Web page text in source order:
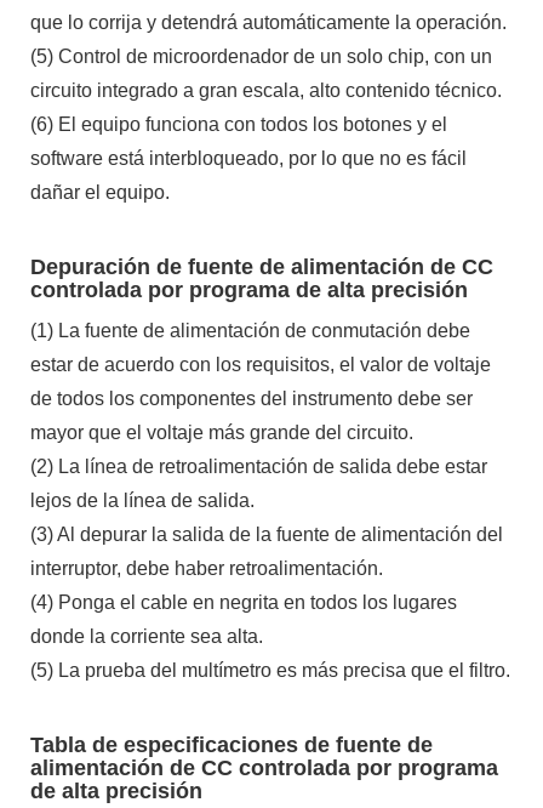
que lo corrija y detendrá automáticamente la operación.
(5) Control de microordenador de un solo chip, con un
circuito integrado a gran escala, alto contenido técnico.
(6) El equipo funciona con todos los botones y el
software está interbloqueado, por lo que no es fácil
dañar el equipo.
Depuración de fuente de alimentación de CC
controlada por programa de alta precisión
(1) La fuente de alimentación de conmutación debe
estar de acuerdo con los requisitos, el valor de voltaje
de todos los componentes del instrumento debe ser
mayor que el voltaje más grande del circuito.
(2) La línea de retroalimentación de salida debe estar
lejos de la línea de salida.
(3) Al depurar la salida de la fuente de alimentación del
interruptor, debe haber retroalimentación.
(4) Ponga el cable en negrita en todos los lugares
donde la corriente sea alta.
(5) La prueba del multímetro es más precisa que el filtro.
Tabla de especificaciones de fuente de
alimentación de CC controlada por programa
de alta precisión